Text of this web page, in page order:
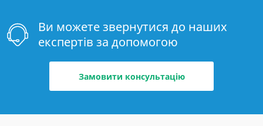
Ви можете звернутися до наших
експертів за допомогою
Замовити консультацію